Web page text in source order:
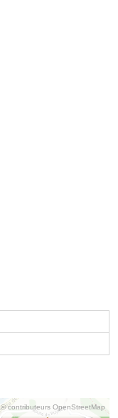
© contributeurs OpenStreetMap